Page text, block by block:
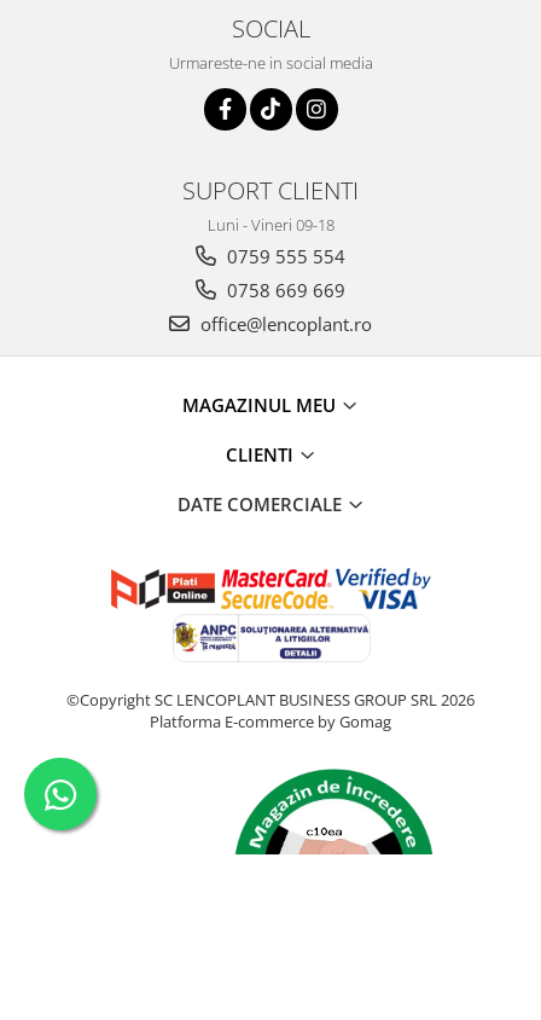
SOCIAL
Urmareste-ne in social media
SUPORT CLIENTI
Luni - Vineri 09-18
0759 555 554
0758 669 669
office@lencoplant.ro
MAGAZINUL MEU
CLIENTI
DATE COMERCIALE
©Copyright SC LENCOPLANT BUSINESS GROUP SRL 2026
Platforma E-commerce by Gomag